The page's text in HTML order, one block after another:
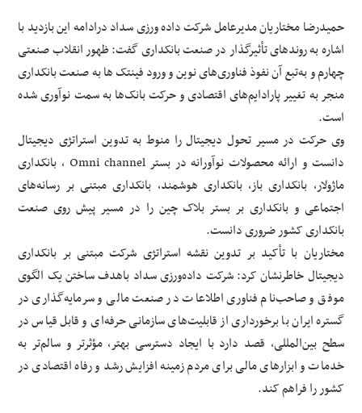
حمیدرضا مختاریان مدیرعامل شرکت داده ورزی سداد درادامه این بازدید با
اشاره به روندهای تأثیرگذار در صنعت بانکداری گفت: ظهور انقلاب صنعتی
چهارم و به‌تبع آن نفوذ فناوری‌های نوین و ورود فینتک ها به صنعت بانکداری
منجر به تغییر پارادایم‌های اقتصادی و حرکت بانک‌ها به سمت نوآوری شده
است.
وی حرکت در مسیر تحول دیجیتال را منوط به تدوین استراتژی دیجیتال
دانست و ارائه محصولات نوآورانه در بستر Omni channel ، بانکداری
ماژولار، بانکداری باز، بانکداری هوشمند، بانکداری مبتنی بر رسانه‌های
اجتماعی و بانکداری بر بستر بلاک چین را در مسیر پیش روی صنعت
بانکداری کشور ضروری دانست.
مختاریان با تأکید بر تدوین نقشه استراتژی شرکت مبتنی بر بانکداری
دیجیتال خاطرنشان کرد: شرکت داده‌ورزی سداد باهدف ساختن یک الگوی
موفق و صاحب‌نام فناوری اطلاعات در صنعت مالی و سرمایه‌گذاری در
گستره ایران با برخورداری از قابلیت‌های سازمانی حرفه‌ای و قابل قیاس در
سطح بین‌المللی، قصد دارد با ایجاد دسترسی بهتر، مؤثرتر و سالم‌تر به
خدمات و ابزارهای مالی برای مردم زمینه افزایش رشد و رفاه اقتصادی در
کشور را فراهم کند.